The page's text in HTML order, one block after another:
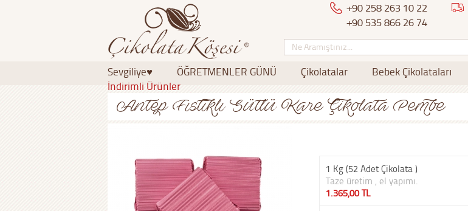
+90 258 263 10 22
+90 535 866 26 74
Sevgiliye♥
ÖĞRETMENLER GÜNÜ Çikolatalar Bebek Çikolataları
İndirimli Ürünler
Antep Fıstıklı Sütlü Kare Çikolata Pembe
1 Kg (52 Adet Çikolata )
Taze üretim , el yapımı.
1.365,00 TL